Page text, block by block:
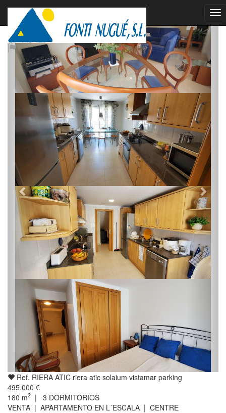
Ref. RIERA ATIC riera atic solaium vistamar parking
495.000 €
180 m2 | 3 DORMITORIOS
VENTA | APARTAMENTO EN L´ESCALA | CENTRE